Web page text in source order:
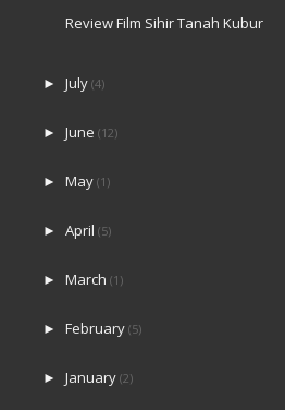
Review Film Sihir Tanah Kubur
►July(4)
►June(12)
►May(1)
►April(5)
►March(1)
►February(5)
►January(2)